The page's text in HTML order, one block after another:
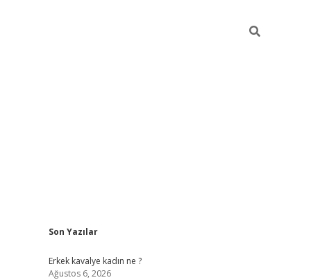
Sidebar
Son Yazılar
Erkek kavalye kadın ne ?
Ağustos 6, 2026
piabellacasinohiltonbet giriş